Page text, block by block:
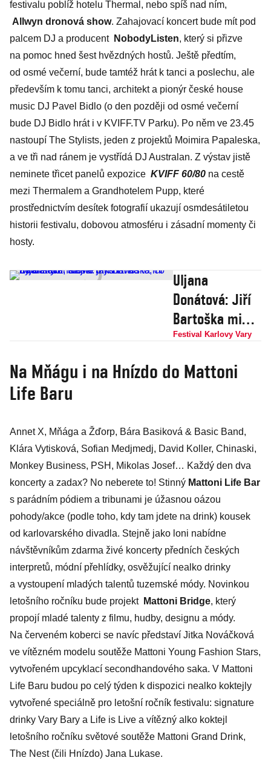
festivalu poblíž hotelu Thermal, nebo spíš nad ním,
Allwyn dronová show. Zahajovací koncert bude mít pod
palcem DJ a producent NobodyListen, který si přizve
na pomoc hned šest hvězdných hostů. Ještě předtím,
od osmé večerní, bude tamtéž hrát k tanci a poslechu, ale
především k tomu tanci, architekt a pionýr české house
music DJ Pavel Bidlo (o den později od osmé večerní
bude DJ Bidlo hrát i v KVIFF.TV Parku). Po něm ve 23.45
nastoupí The Stylists, jeden z projektů Moi­mira Papaleska,
a ve tři nad ránem je vystřídá DJ Australan. Z výstav jistě
neminete třicet panelů expozice KVIFF 60/80 na cestě
mezi Thermalem a Grandhotelem Pupp, které
prostřednictvím desítek fotografií ukazují osmdesátiletou
historii festivalu, dobovou atmosféru i zásadní momenty či
hosty.
Uljana
Donátová: Jiří
Bartoška mi
moc chybí,
Zaoralová.
řekli
Festival Karlovy Vary
Na Mňágu i na Hnízdo do Mattoni
Life Baru
Annet X, Mňága a Žďorp, Bára Basiková & Basic Band,
Klára Vytisková, Sofian Medjmedj, David Koller, Chinaski,
Monkey Business, PSH, Mikolas Josef… Každý den dva
koncerty a zadax? No neberete to! Stinný Mattoni Life Bar
s parádním pódiem a tribunami je úžasnou oázou
pohody/akce (podle toho, kdy tam jdete na drink) kousek
od karlovarského divadla. Stejně jako loni nabídne
návštěvníkům zdarma živé koncerty předních českých
interpretů, módní přehlídky, osvěžující nealko drinky
a vystoupení mladých talentů tuzemské módy. Novinkou
letošního ročníku bude projekt Mattoni Bridge, který
propojí mladé talenty z filmu, hudby, designu a módy.
Na červeném koberci se navíc představí Jitka Nováčková
ve vítězném modelu soutěže Mattoni Young Fashion Stars,
vytvořeném upcyklací second­handového saka. V Mattoni
Life Baru budou po celý týden k dispozici nealko koktejly
vytvořené speciálně pro letošní ročník festivalu: signature
drinky Vary Bary a Life is Live a vítězný alko koktejl
letošního ročníku světové soutěže Mattoni Grand Drink,
The Nest (čili Hnízdo) Jana Lukase.